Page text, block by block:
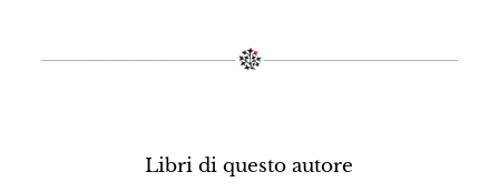
Libri di questo autore